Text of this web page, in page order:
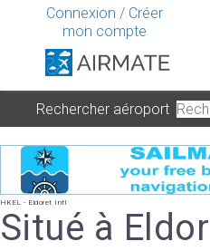
Connexion / Créer
mon compte
Rechercher aéroport
HKEL - Eldoret Intl
Situé à